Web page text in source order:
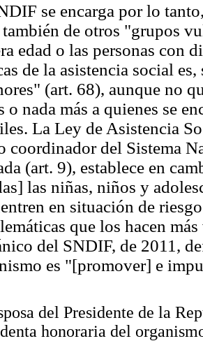
se encarga por lo
de otros "grupos
edad o las personas con
de la asistencia social
(art. 68), aunque no
o nada más a quienes se
La Ley de Asistencia
coordinador del Sistema
(art. 9), establece en
las niñas, niños y
en situación de
que los hacen
del SNDIF, de 2011,
es "[promover] e
del Presidente de la
honoraria del